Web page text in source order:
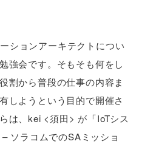
ションアーキテクトについ
強会です。そもそも何をし
割から普段の仕事の内容ま
しようという目的で開催さ
は、kei <須田> が「IoTシス
ソラコムでのSAミッショ